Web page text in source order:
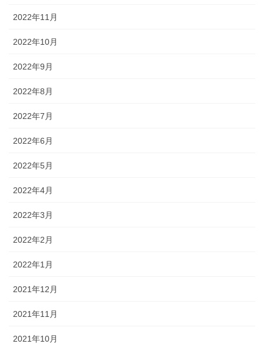
2022年11月
2022年10月
2022年9月
2022年8月
2022年7月
2022年6月
2022年5月
2022年4月
2022年3月
2022年2月
2022年1月
2021年12月
2021年11月
2021年10月